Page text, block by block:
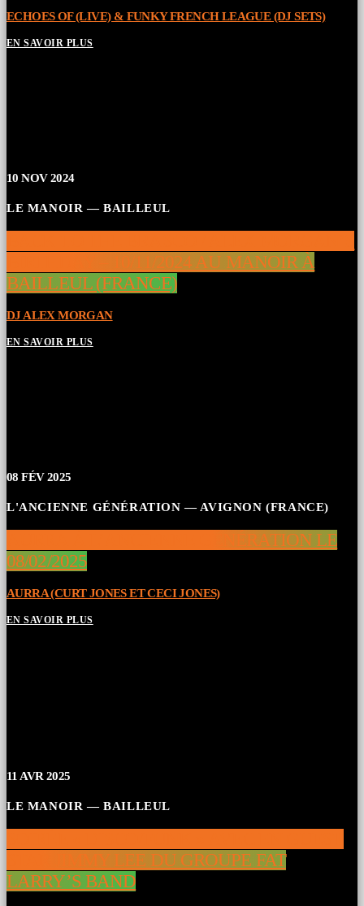
ECHOES OF (LIVE) & FUNKY FRENCH LEAGUE (DJ SETS)
EN SAVOIR PLUS
10 NOV 2024
LE MANOIR — BAILLEUL
BIRTHDAY – 10/11/2024 AU MANOIR À
BAILLEUL (FRANCE)
DJ ALEX MORGAN
EN SAVOIR PLUS
08 FÉV 2025
L'ANCIENNE GÉNÉRATION — AVIGNON (FRANCE)
AURRA À L’ANCIENNE GÉNÉRATION LE
08/02/2025
AURRA (CURT JONES ET CECI JONES)
EN SAVOIR PLUS
11 AVR 2025
LE MANOIR — BAILLEUL
STAR JIMMY LEE DU GROUPE FAT
LARRY’S BAND